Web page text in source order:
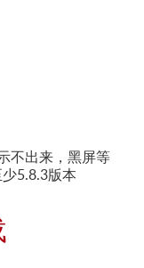
不出来，黑屏等
5.8.3版本